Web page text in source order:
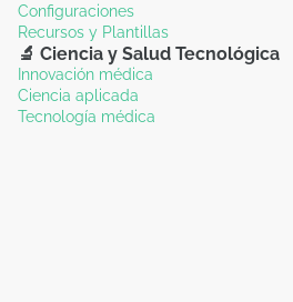
Configuraciones
Recursos y Plantillas
🔬 Ciencia y Salud Tecnológica
Innovación médica
Ciencia aplicada
Tecnología médica